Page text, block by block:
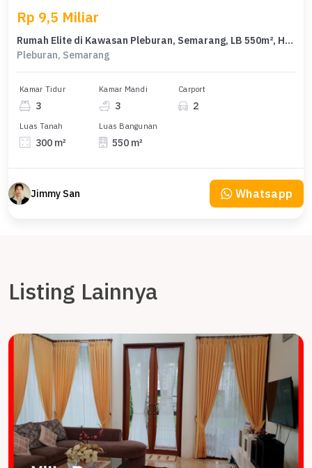
Rp 9,5 Miliar
Rumah Elite di Kawasan Pleburan, Semarang, LB 550m², Harga 9,5 Miliar
Pleburan, Semarang
Kamar Tidur
3
Kamar Mandi
3
Carport
2
Luas Tanah
300 m²
Luas Bangunan
550 m²
Jimmy San Whatsapp
Listing Lainnya